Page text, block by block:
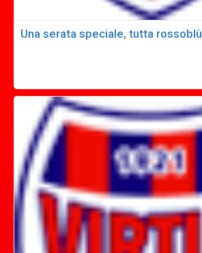
Una serata speciale, tutta rossoblù